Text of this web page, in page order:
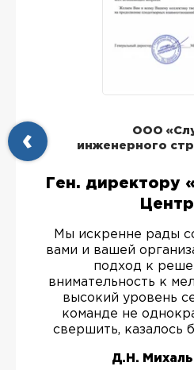
ООО
инженерного
Ген. директору
Мы искренне рады
вами и вашей
подход к
внимательность к
высокий уровень
команде не
свершить, казалось
Д.Н.